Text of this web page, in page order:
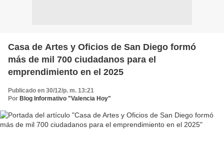
Casa de Artes y Oficios de San Diego formó
más de mil 700 ciudadanos para el
emprendimiento en el 2025
Publicado en 30/12/p. m. 13:21
Por Blog Informativo "Valencia Hoy"